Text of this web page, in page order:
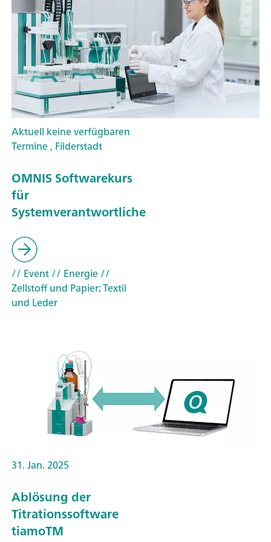
Aktuell keine verfügbaren
Termine , Filderstadt
OMNIS Softwarekurs
für
Systemverantwortliche
// Event// Energie//
Zellstoff und Papier; Textil
und Leder
31. Jan. 2025
Ablösung der
Titrationssoftware
tiamoTM